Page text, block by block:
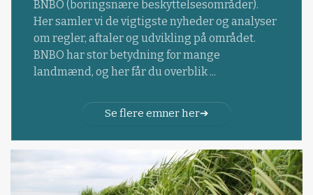
BNBO (boringsnære beskyttelsesområder).
Her samler vi de vigtigste nyheder og analyser
om regler, aftaler og udvikling på området.
BNBO har stor betydning for mange
landmænd, og her får du overblik ...
Se flere emner her